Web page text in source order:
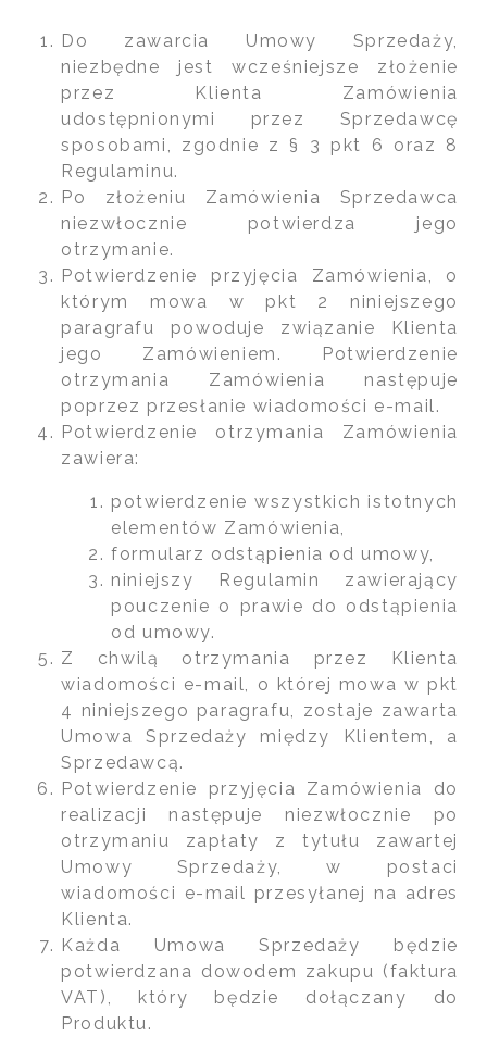
Do zawarcia Umowy Sprzedaży,
niezbędne jest wcześniejsze złożenie
przez Klienta Zamówienia
udostępnionymi przez Sprzedawcę
sposobami, zgodnie z § 3 pkt 6 oraz 8
Regulaminu.
Po złożeniu Zamówienia Sprzedawca
niezwłocznie potwierdza jego
otrzymanie.
Potwierdzenie przyjęcia Zamówienia, o
którym mowa w pkt 2 niniejszego
paragrafu powoduje związanie Klienta
jego Zamówieniem. Potwierdzenie
otrzymania Zamówienia następuje
poprzez przesłanie wiadomości e-mail.
Potwierdzenie otrzymania Zamówienia
zawiera:
potwierdzenie wszystkich istotnych
elementów Zamówienia,
formularz odstąpienia od umowy,
niniejszy Regulamin zawierający
pouczenie o prawie do odstąpienia
od umowy.
Z chwilą otrzymania przez Klienta
wiadomości e-mail, o której mowa w pkt
4 niniejszego paragrafu, zostaje zawarta
Umowa Sprzedaży między Klientem, a
Sprzedawcą.
Potwierdzenie przyjęcia Zamówienia do
realizacji następuje niezwłocznie po
otrzymaniu zapłaty z tytułu zawartej
Umowy Sprzedaży, w postaci
wiadomości e-mail przesyłanej na adres
Klienta.
Każda Umowa Sprzedaży będzie
potwierdzana dowodem zakupu (faktura
VAT), który będzie dołączany do
Produktu.